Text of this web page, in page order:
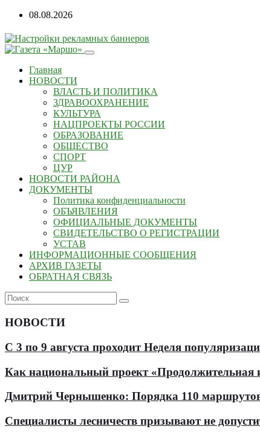
08.08.2026
Главная
НОВОСТИ
ВЛАСТЬ И ПОЛИТИКА
ЗДРАВООХРАНЕНИЕ
КУЛЬТУРА
НАЦПРОЕКТЫ РОССИИ
ОБРАЗОВАНИЕ
ОБЩЕСТВО
СПОРТ
ЦУР
НОВОСТИ РАЙОНА
ДОКУМЕНТЫ
Политика конфиденциальности
ОБЪЯВЛЕНИЯ
ОФИЦИАЛЬНЫЕ ДОКУМЕНТЫ
СВИДЕТЕЛЬСТВО О РЕГИСТРАЦИИ
УСТАВ
ИНФОРМАЦИОННЫЕ СООБЩЕНИЯ
АРХИВ ГАЗЕТЫ
ОБРАТНАЯ СВЯЗЬ
НОВОСТИ
С 3 по 9 августа проходит Неделя
Как национальный проект «Продолжительная
Дмитрий Чернышенко: Порядка 110 маршрутов
Специалисты лесничеств призывают не